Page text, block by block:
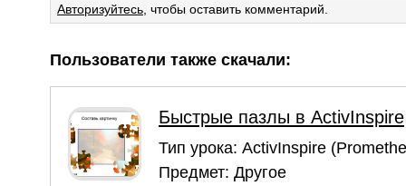
Авторизуйтесь , чтобы оставить комментарий.
Пользователи также скачали:
Быстрые пазлы в ActivInspire
Тип урока: ActivInspire
Предмет: Другое